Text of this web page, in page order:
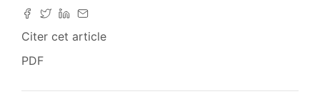
Citer cet article
PDF